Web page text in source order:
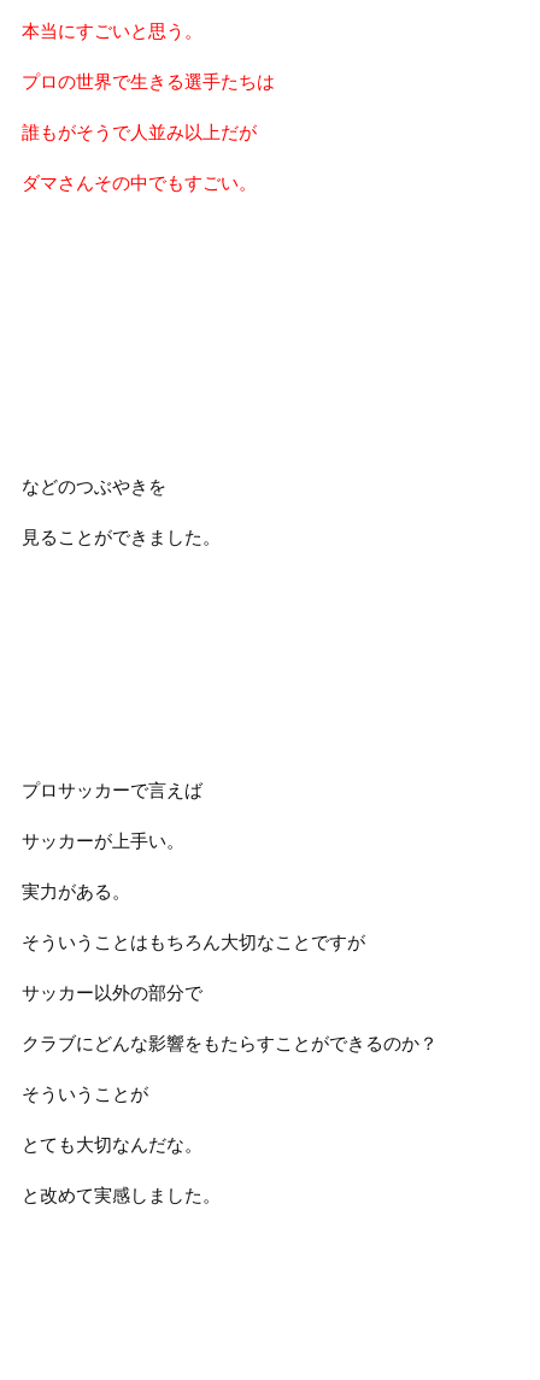
本当にすごいと思う。
プロの世界で生きる選手たちは
誰もがそうで人並み以上だが
ダマさんその中でもすごい。
などのつぶやきを
見ることができました。
プロサッカーで言えば
サッカーが上手い。
実力がある。
そういうことはもちろん大切なことですが
サッカー以外の部分で
クラブにどんな影響をもたらすことができるのか？
そういうことが
とても大切なんだな。
と改めて実感しました。